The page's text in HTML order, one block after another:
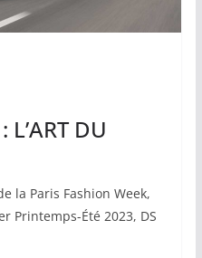
L’ART DU
la Paris Fashion Week,
Printemps-Été 2023, DS